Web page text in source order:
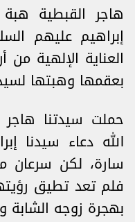
هاجر القبطية
إبراهيم عليهم
العناية الإلهية
بعقمها وهبتها
حملت سيدتنا هاجر
الله دعاء سيدنا
سارة، لكن سرعان
فلم تعد تطيق
بهجرة زوجه الشابة